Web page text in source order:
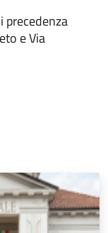
precedenza
e Via